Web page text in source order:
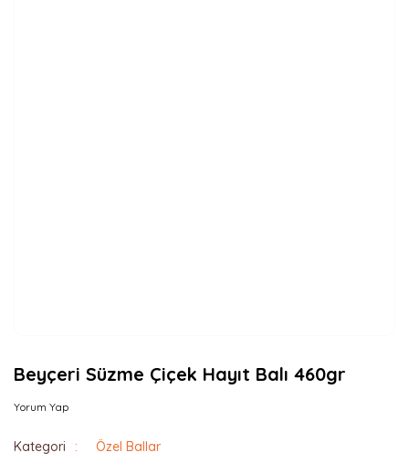
Beyçeri Süzme Çiçek Hayıt Balı 460gr
Yorum Yap
Kategori
Özel Ballar